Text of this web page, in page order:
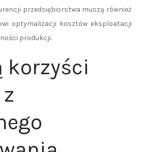
przedsiębiorstwa muszą również
optymalizacji kosztów eksploatacji
produkcji.
korzyści